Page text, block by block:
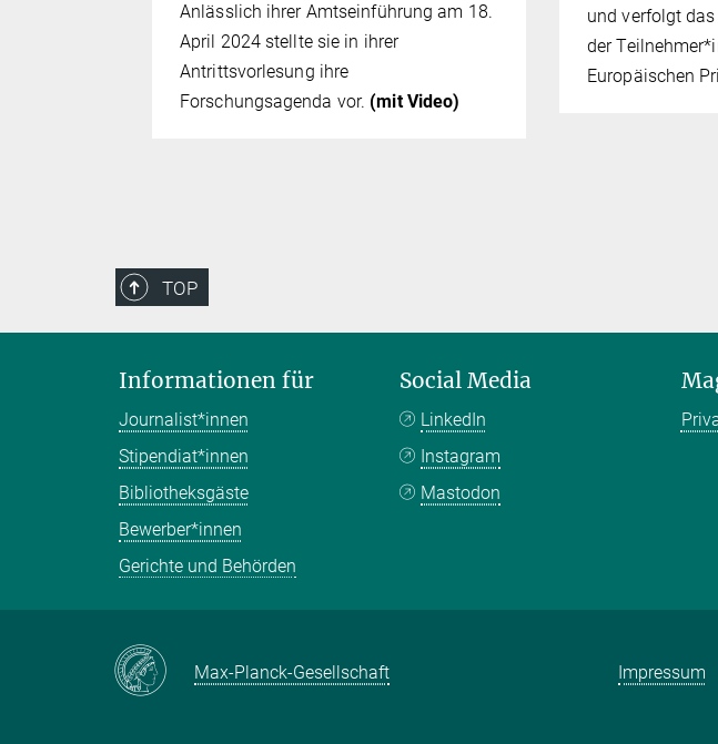
Anlässlich ihrer Amtseinführung am 18.
April 2024 stellte sie in ihrer
Antrittsvorlesung ihre
Forschungsagenda vor. (mit Video)
und verfolgt
der
Europäischen
TOP
Informationen für
Journalist*innen
Stipendiat*innen
Bibliotheksgäste
Bewerber*innen
Gerichte und Behörden
Social Media
LinkedIn
Instagram
Mastodon
Max-Planck-Gesellschaft Impressum